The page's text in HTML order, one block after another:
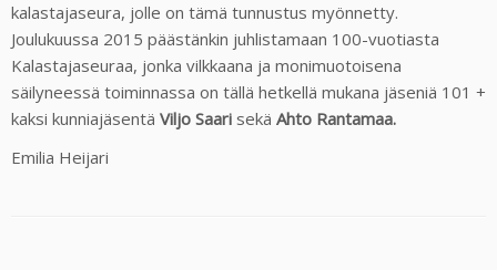
kalastajaseura, jolle on tämä tunnustus myönnetty.
Joulukuussa 2015 päästänkin juhlistamaan 100-vuotiasta
Kalastajaseuraa, jonka vilkkaana ja monimuotoisena
säilyneessä toiminnassa on tällä hetkellä mukana jäseniä 101 +
kaksi kunniajäsentä Viljo Saari sekä Ahto Rantamaa.
Emilia Heijari